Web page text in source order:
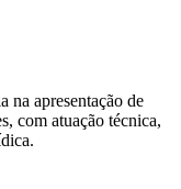
na apresentação de
com atuação técnica,